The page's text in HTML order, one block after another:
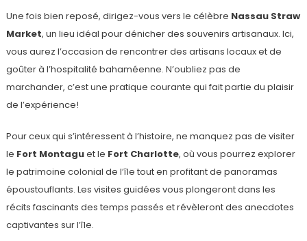
Une fois bien reposé, dirigez-vous vers le célèbre Nassau Straw
Market, un lieu idéal pour dénicher des souvenirs artisanaux. Ici,
vous aurez l’occasion de rencontrer des artisans locaux et de
goûter à l’hospitalité bahaméenne. N’oubliez pas de
marchander, c’est une pratique courante qui fait partie du plaisir
de l’expérience!
Pour ceux qui s’intéressent à l’histoire, ne manquez pas de visiter
le Fort Montaguet le Fort Charlotte, où vous pourrez explorer
le patrimoine colonial de l’île tout en profitant de panoramas
époustouflants. Les visites guidées vous plongeront dans les
récits fascinants des temps passés et révèleront des anecdotes
captivantes sur l’île.